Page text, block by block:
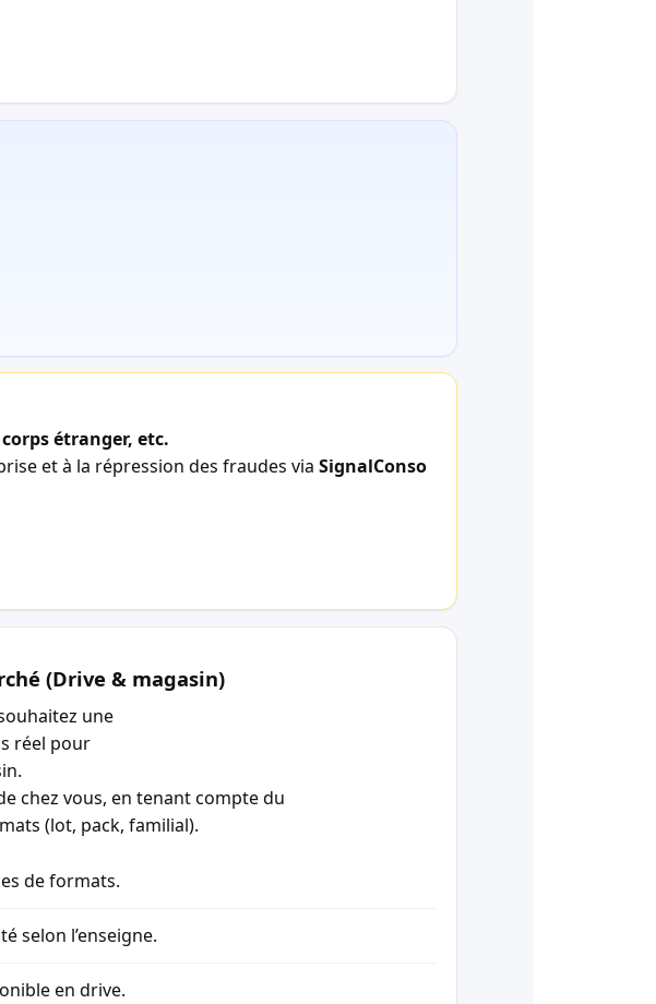
étranger, etc.
et à la répression des fraudes via SignalConso
(Drive & magasin)
une
réel pour
chez vous, en tenant compte du
(lot, pack, familial).
de formats.
selon l’enseigne.
en drive.